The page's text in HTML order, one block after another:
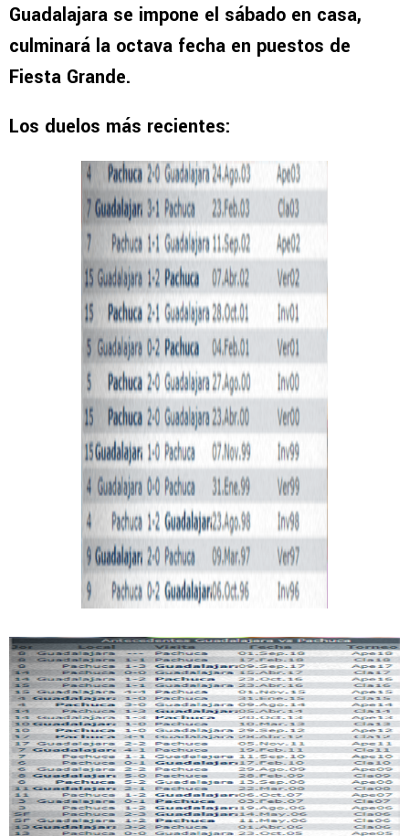
Guadalajara se impone el sábado en casa,
culminará la octava fecha en puestos de
Fiesta Grande.
Los duelos más recientes: